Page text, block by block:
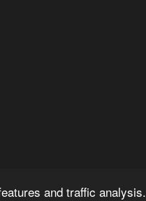
and traffic analysis.